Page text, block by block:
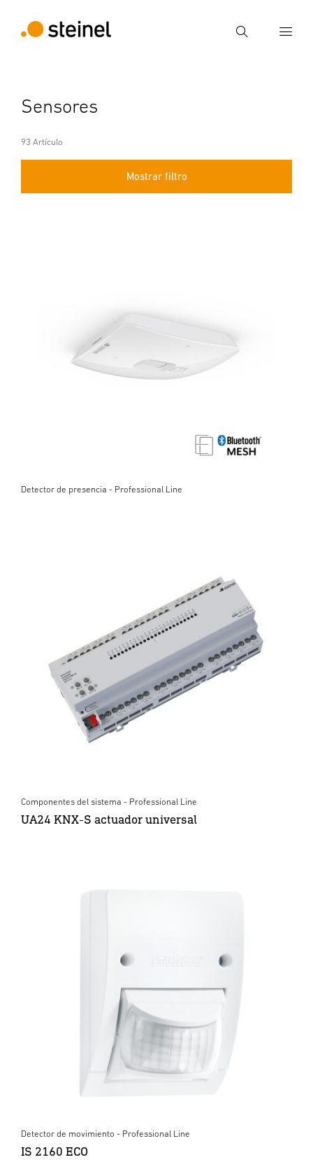
Búsqueda
Búsqueda
Sensores
93 Artículo
Mostrar filtro
Detector de presencia - Professional Line
Componentes del sistema - Professional Line
UA24 KNX-S actuador universal
Detector de movimiento - Professional Line
IS 2160 ECO